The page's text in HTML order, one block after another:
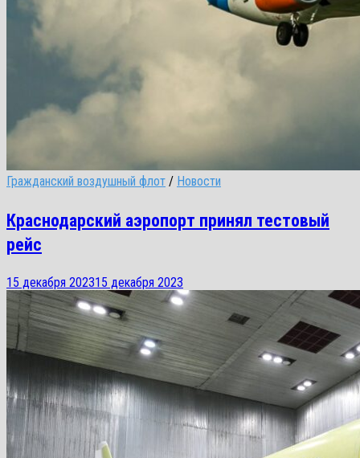
Гражданский воздушный флот / Новости
Краснодарский аэропорт принял тестовый
рейс
15 декабря 202315 декабря 2023